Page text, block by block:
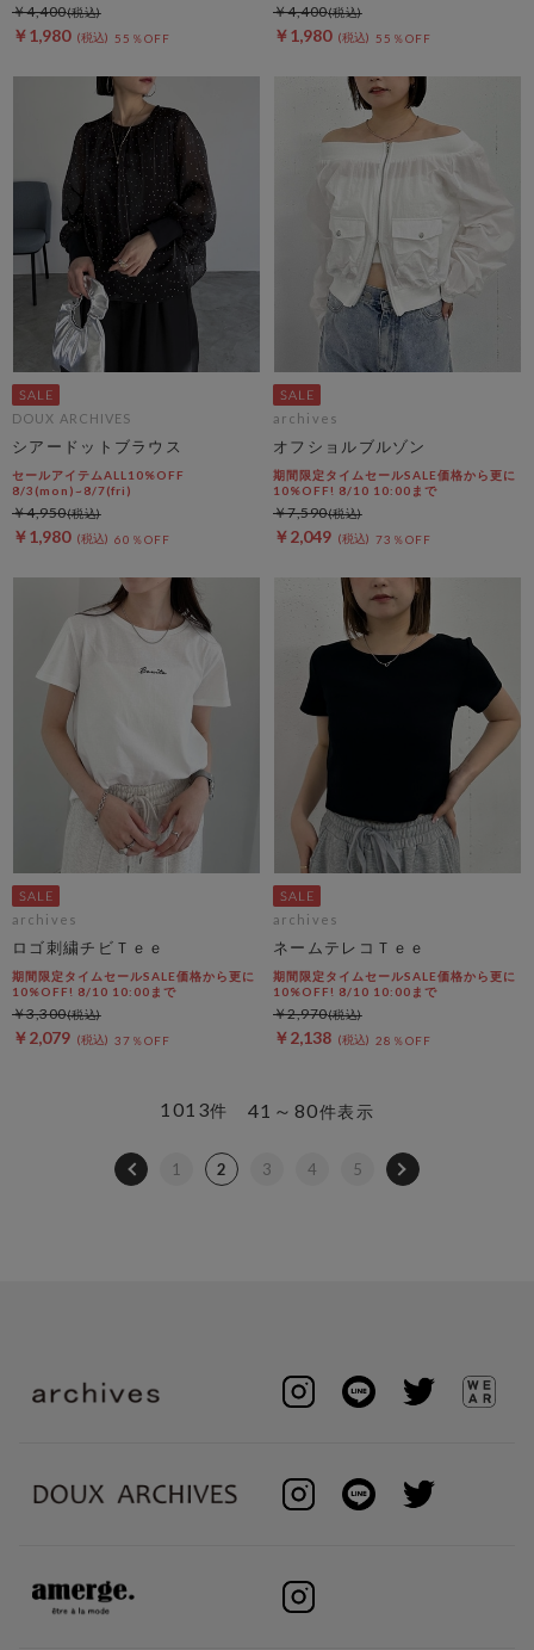
￥1,980 55％OFF
￥4,400
￥1,980 55％OFF
￥4,400
DOUX ARCHIVES
シアードットブラウス
セールアイテムALL10%OFF
8/3(mon)~8/7(fri)
￥1,980 60％OFF
￥4,950
archives
オフショルブルゾン
期間限定タイムセールSALE価格から更に
10%OFF! 8/10 10:00まで
￥2,049 73％OFF
￥7,590
archives
ロゴ刺繍チビＴｅｅ
期間限定タイムセールSALE価格から更に
10%OFF! 8/10 10:00まで
￥2,079 37％OFF
￥3,300
archives
ネームテレコＴｅｅ
期間限定タイムセールSALE価格から更に
10%OFF! 8/10 10:00まで
￥2,138 28％OFF
￥2,970
41～80件表示
1013件
1 2 3 4 5